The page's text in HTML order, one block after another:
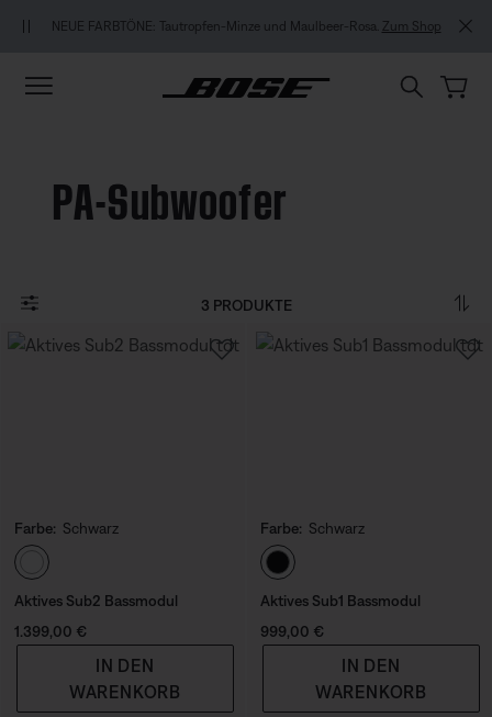
NEUE FARBTÖNE: Tautropfen-Minze und Maulbeer-Rosa. Zum Shop
PA-Subwoofer
3 PRODUKTE
Farbe: Schwarz
Farbe auswählen
Aktives Sub2 Bassmodul
Preis:
1.399,00 €
IN DEN
WARENKORB
Farbe: Schwarz
Farbe auswählen
Aktives Sub1 Bassmodul
Preis:
999,00 €
IN DEN
WARENKORB